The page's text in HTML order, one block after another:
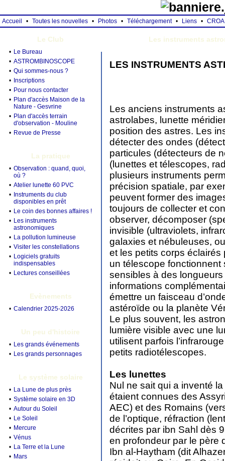
Accueil • Toutes les nouvelles • Photos • Téléchargement • Liens • CROA
Le Club
• Le Bureau
• ASTROMBINOSCOPE
• Qui sommes-nous ?
•
Inscriptions
• Pour nous contacter
• Plan d'accès Maison de la
Nature - Gesvrine
• Plan d'accès terrain
d'observation - Mouline
• Revue de Presse
La pratique
• Observation : quand, quoi,
où ?
• Atelier lunette 60 PVC
•
Instruments du club
disponibles en prêt
• Le coin des bonnes affaires !
• Les instruments
astronomiques
• La pollution lumineuse
• Visiter les constellations
• Logiciels gratuits
indispensables
• Lectures conseillées
Evènements
• Calendrier 2025-2026
Un peu d'histoire
• Les grands événements
• Les grands personnages
Le système solaire
• La Lune de plus près
• Système solaire en 3D
• Autour du Soleil
• Le Soleil
• Mercure
• Vénus
• La Terre et la Lune
• Mars
Les instruments
LES INSTRUMENTS
Les anciens instruments
astrolabes, lunette
position des astres. Les
détecter des ondes
particules (détecteurs de
(lunettes et télescopes,
plusieurs instruments
précision spatiale, par
peuvent former des
toujours de collecter et
observer, décomposer
invisible (ultraviolets,
galaxies et nébuleuses,
et les petits corps
un télescope fonctionnent
sensibles à des
informations
émettre un faisceau
astéroïde ou la planète
Le plus souvent, les
lumière visible avec une
utilisent parfois
petits radiotélescopes.
Les lunettes
Nul ne sait qui a inventé
étaient connues des
AEC) et des Romains
de l’optique, réfraction
décrites par ibn Sahl dès
en profondeur par le père
Ibn al-Haytham (dit